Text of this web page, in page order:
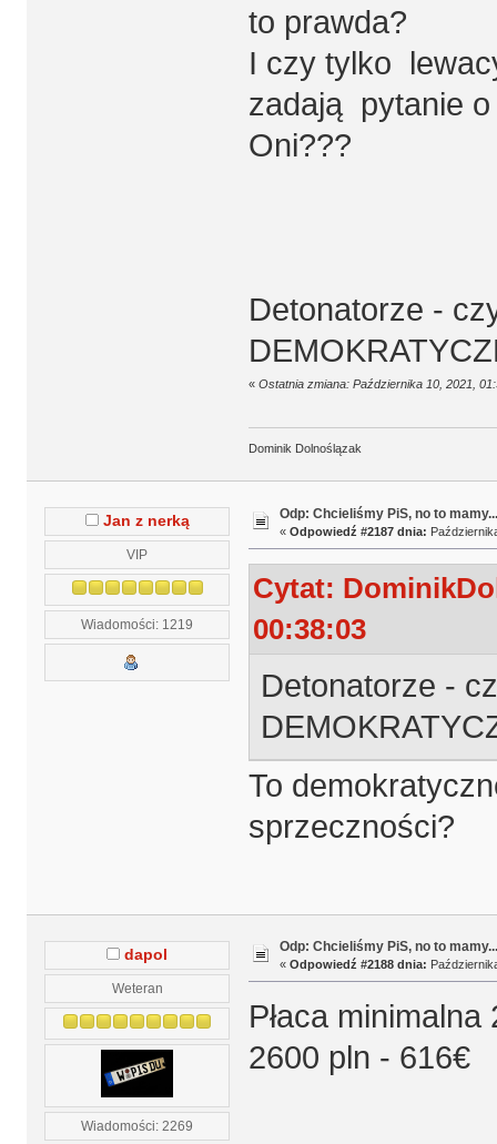
to prawda?
I czy tylko
zadają pytanie o
Oni???
Detonatorze -
« Ostatnia zmiana: Października 10, 2021,
Dominik Dolnoślązak
Jan z nerką
VIP
Wiadomości: 1219
Odp: Chcieliśmy PiS, no to
« Odpowiedź #2187 dnia:
Cytat:
00:38:03
Detonatorze -
To
sprzeczności?
dapol
Weteran
Wiadomości: 2269
Odp: Chcieliśmy PiS, no to
« Odpowiedź #2188 dnia:
Płaca minimalna
2600 pln - 616€